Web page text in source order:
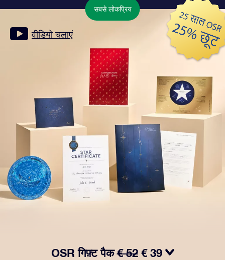
सबसे लोकप्रिय
वीडियो चलाएं
OSR गिफ़्ट पैक€ 52 € 39